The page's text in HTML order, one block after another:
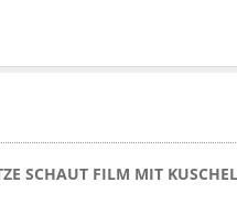
SCHAUT FILM MIT